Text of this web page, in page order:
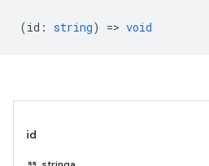
(id : string) => void
id